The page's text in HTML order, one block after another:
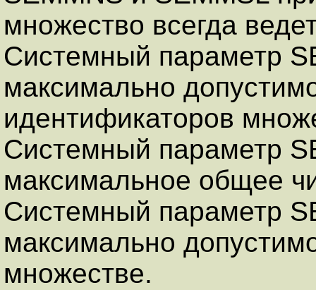
множество всегда
Системный параметр
максимально
идентификаторов
Системный параметр
максимальное общее
Системный параметр
максимально
множестве.